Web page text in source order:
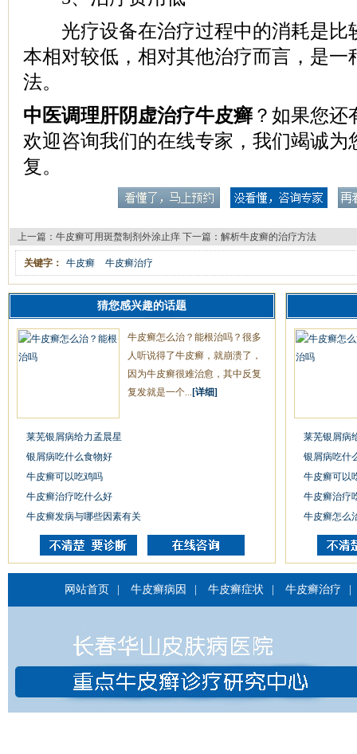
光疗设备在治疗过程中的消耗是比
本相对较低，相对其他治疗而言，是一
法。
中医调理肝阴虚治疗牛皮癣 ？如果您
欢迎咨询我们的在线专家，我们竭诚为
复。
上一篇： 牛皮癣可用斑蝥制剂外涂止痒 下一篇： 解析牛皮癣的治疗方法
关键字： 牛皮癣 牛皮癣治疗
猜您感兴趣的话题
牛皮癣怎么治？能根治吗？很多
人听说得了牛皮癣，就崩溃了，
因为牛皮癣很难治愈，其中反复
复发就是一个... [详细]
莱芜银屑病给力孟晨星
银屑病吃什么食物好
牛皮癣可以吃鸡吗
牛皮癣治疗吃什么好
牛皮癣发病与哪些因素有关
莱芜银屑病
银屑病吃什
牛皮癣可以
牛皮癣治疗
牛皮癣怎么
网站首页 牛皮癣病因 牛皮癣症状 牛皮癣治疗